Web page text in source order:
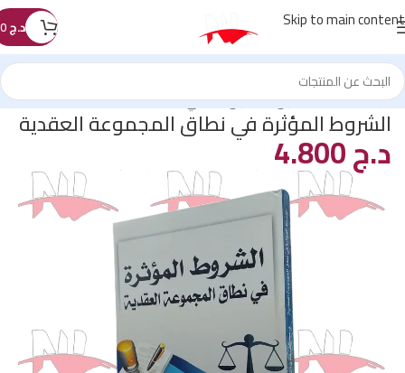
Skip to main content د.ج
الرئيسية/كتب القانون/القانون المدني
الشروط المؤثرة في نطاق المجموعة العقدية
د.ج4.800